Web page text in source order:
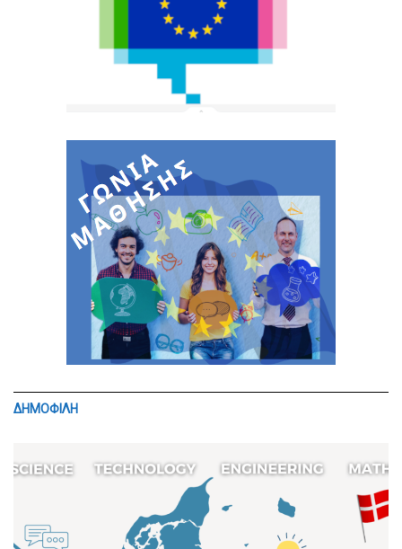
ΔΗΜΟΦΙΛΗ